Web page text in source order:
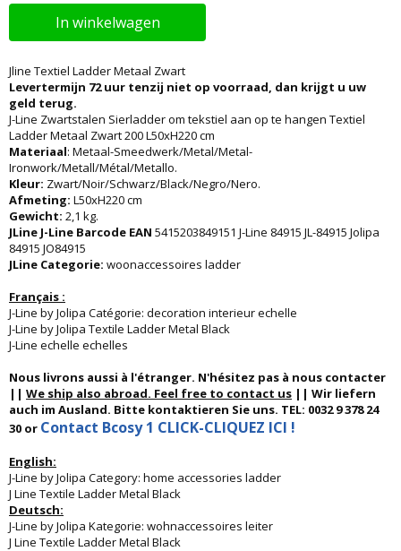
In winkelwagen
Jline Textiel Ladder Metaal Zwart
Levertermijn 72 uur tenzij niet op voorraad, dan krijgt u uw
geld terug.
J-Line Zwartstalen Sierladder om tekstiel aan op te hangen Textiel
Ladder Metaal Zwart 200 L50xH220 cm
Materiaal: Metaal-Smeedwerk/Metal/Metal-
Ironwork/Metall/Métal/Metallo.
Kleur: Zwart/Noir/Schwarz/Black/Negro/Nero.
Afmeting: L50xH220 cm
Gewicht: 2,1 kg.
JLine J-Line Barcode EAN 5415203849151 J-Line 84915 JL-84915 Jolipa
84915 JO84915
JLine Categorie: woonaccessoires ladder
Français :
J-Line by Jolipa Catégorie: decoration interieur echelle
J-Line by Jolipa Textile Ladder Metal Black
J-Line echelle echelles
Nous livrons aussi à l'étranger. N'hésitez pas à nous contacter
|| We ship also abroad. Feel free to contact us || Wir liefern
auch im Ausland. Bitte kontaktieren Sie uns. TEL: 0032 9 378 24
30 or Contact Bcosy 1 CLICK-CLIQUEZ ICI !
English:
J-Line by Jolipa Category: home accessories ladder
J Line Textile Ladder Metal Black
Deutsch:
J-Line by Jolipa Kategorie: wohnaccessoires leiter
J Line Textile Ladder Metal Black